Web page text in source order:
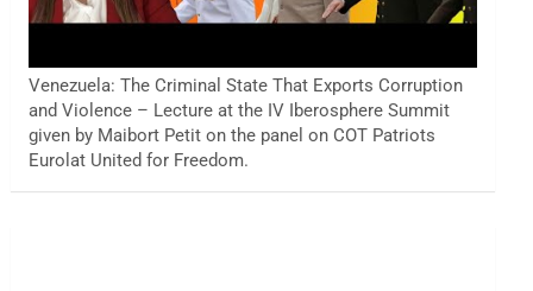
Venezuela: The Criminal State That Exports Corruption
and Violence – Lecture at the IV Iberosphere Summit
given by Maibort Petit on the panel on COT Patriots
Eurolat United for Freedom.